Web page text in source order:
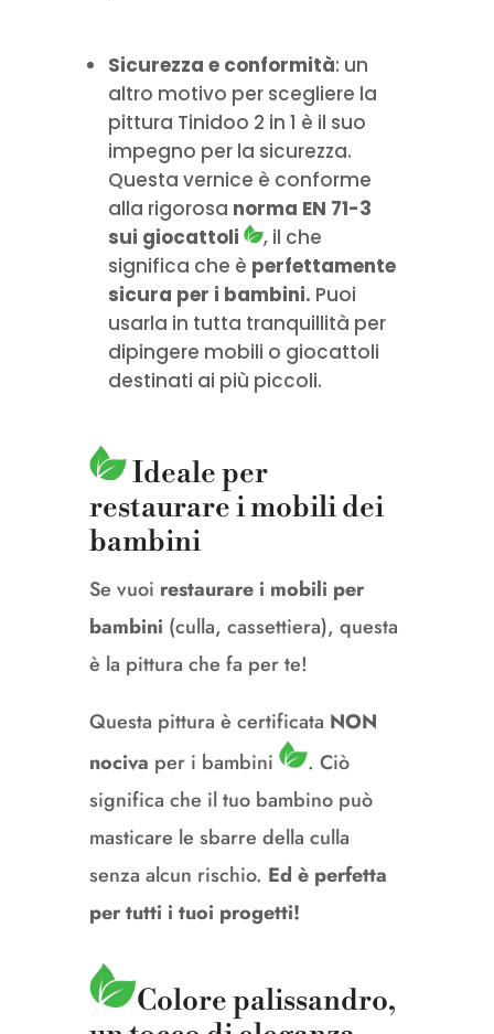
Sicurezza e conformità: un
altro motivo per scegliere la
pittura Tinidoo 2 in 1 è il suo
impegno per la sicurezza.
Questa vernice è conforme
alla rigorosa norma EN 71-3
sui giocattoli
, il che
significa che è perfettamente
sicura per i bambini. Puoi
usarla in tutta tranquillità per
dipingere mobili o giocattoli
destinati ai più piccoli.
Ideale per
restaurare i mobili dei
bambini
Se vuoi restaurare i mobili per
bambini (culla, cassettiera), questa
è la pittura che fa per te!
Questa pittura è certificata NON
nociva per i bambini . Ciò
significa che il tuo bambino può
masticare le sbarre della culla
senza alcun rischio. Ed è perfetta
per tutti i tuoi progetti!
Colore palissandro,